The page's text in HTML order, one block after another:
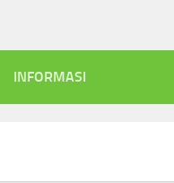
INFORMASI